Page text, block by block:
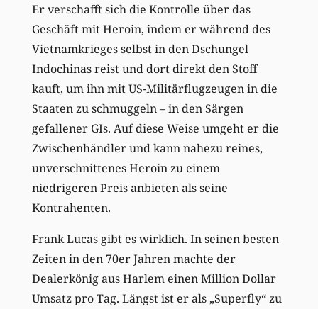
Er verschafft sich die Kontrolle über das
Geschäft mit Heroin, indem er während des
Vietnamkrieges selbst in den Dschungel
Indochinas reist und dort direkt den Stoff
kauft, um ihn mit US-Militärflugzeugen in die
Staaten zu schmuggeln – in den Särgen
gefallener GIs. Auf diese Weise umgeht er die
Zwischenhändler und kann nahezu reines,
unverschnittenes Heroin zu einem
niedrigeren Preis anbieten als seine
Kontrahenten.
Frank Lucas gibt es wirklich. In seinen besten
Zeiten in den 70er Jahren machte der
Dealerkönig aus Harlem einen Million Dollar
Umsatz pro Tag. Längst ist er als „Superfly“ zu